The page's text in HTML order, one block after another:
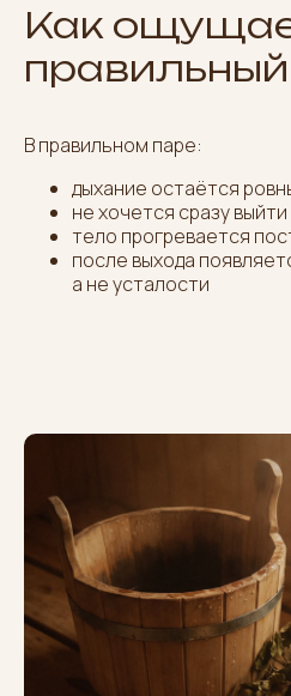
Как
В правильном паре:
дыхание остаётся
не хочется сразу выйти
тело прогревается
после выхода
а не усталости